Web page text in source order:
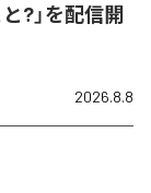
?」を配信開
2026.8.8